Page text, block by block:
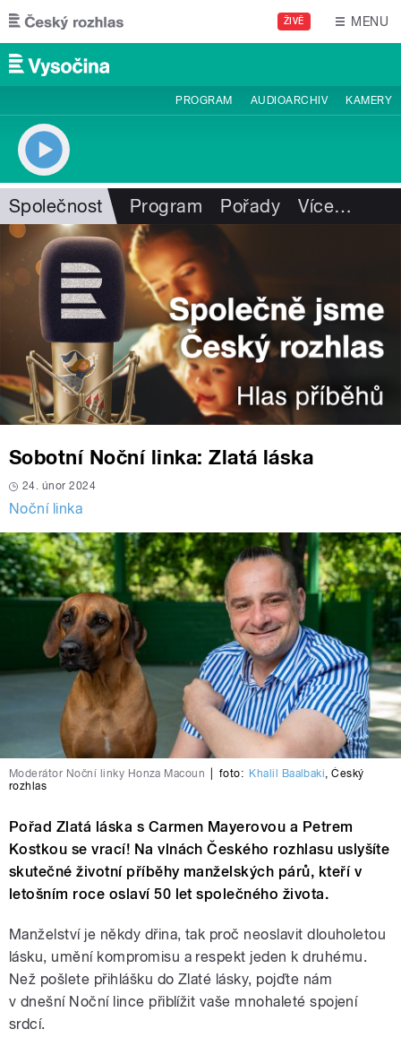
Přejít k hlavnímu obsahu
ŽIVĚ MENU
PROGRAM AUDIOARCHIV KAMERY
Společnost Program Pořady Více…
Sobotní Noční linka: Zlatá láska
24. únor 2024
Noční linka
Moderátor Noční linky Honza Macoun foto: Khalil Baalbaki,Český
rozhlas
Pořad Zlatá láska s Carmen Mayerovou a Petrem
Kostkou se vrací! Na vlnách Českého rozhlasu uslyšíte
skutečné životní příběhy manželských párů, kteří v
letošním roce oslaví 50 let společného života.
Manželství je někdy dřina, tak proč neoslavit dlouholetou
lásku, umění kompromisu a respekt jeden k druhému.
Než pošlete přihlášku do Zlaté lásky, pojďte nám
v dnešní Noční lince přiblížit vaše mnohaleté spojení
srdcí.